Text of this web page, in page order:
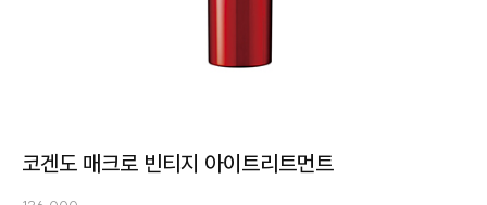
코겐도 매크로 빈티지 아이트리트먼트